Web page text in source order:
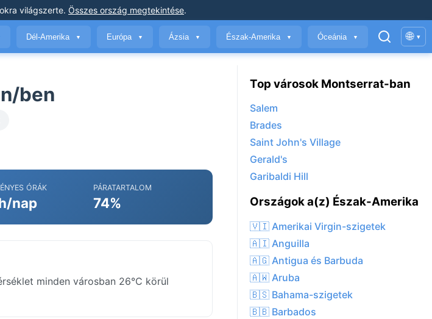
világszerte. Összes ország megtekintése.
Dél-Amerika ▼ Európa ▼ Ázsia ▼ Észak-Amerika ▼ Óceánia ▼ 🌐 ▾
ben
ÓRÁK
nap
PÁRATARTALOM
74%
minden városban 26°C körül
Top városok Montserrat-ban
Salem
Brades
Saint John's Village
Gerald's
Garibaldi Hill
Országok a(z) Észak-Amerika
🇻🇮 Amerikai Virgin-szigetek
🇦🇮 Anguilla
🇦🇬 Antigua és Barbuda
🇦🇼 Aruba
🇧🇸 Bahama-szigetek
🇧🇧 Barbados